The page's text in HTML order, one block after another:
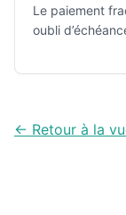
Le paiement
oubli
← Retour à la